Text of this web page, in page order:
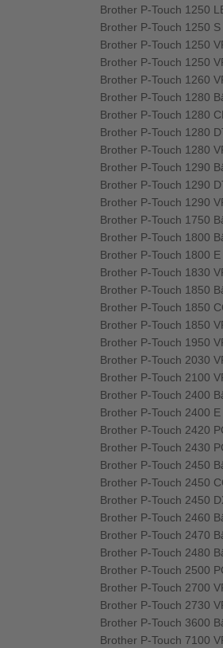
Brother P-Touch 1250
Brother P-Touch 1250
Brother P-Touch 1250
Brother P-Touch 1250
Brother P-Touch 1260
Brother P-Touch 1280
Brother P-Touch 1280
Brother P-Touch 1280
Brother P-Touch 1280
Brother P-Touch 1290
Brother P-Touch 1290
Brother P-Touch 1290
Brother P-Touch 1750
Brother P-Touch 1800
Brother P-Touch 1800
Brother P-Touch 1830
Brother P-Touch 1850
Brother P-Touch 1850
Brother P-Touch 1850
Brother P-Touch 1950
Brother P-Touch 2030
Brother P-Touch 2100
Brother P-Touch 2400
Brother P-Touch 2400
Brother P-Touch 2420
Brother P-Touch 2430
Brother P-Touch 2450
Brother P-Touch 2450
Brother P-Touch 2450
Brother P-Touch 2460
Brother P-Touch 2470
Brother P-Touch 2480
Brother P-Touch 2500
Brother P-Touch 2700
Brother P-Touch 2730
Brother P-Touch 3600
Brother P-Touch 7100